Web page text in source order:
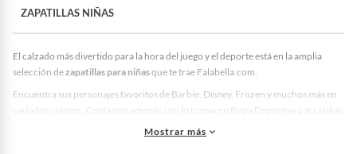
ZAPATILLAS NIÑAS
El calzado más divertido para la hora del juego y el deporte está en la amplia
selección dezapatillas para niñasque te trae Falabella.com.
Encuentra sus personajes favoritos de Barbie, Disney, Frozen y muchos más en
variados colores. Contamos además con lo nuevo en Ropa Deportiva para Niñas
de las mejores marcas, así como vestuario deportivo y
Mostrar más